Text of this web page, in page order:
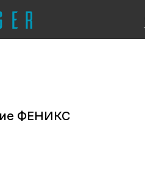
ФЕНИКС